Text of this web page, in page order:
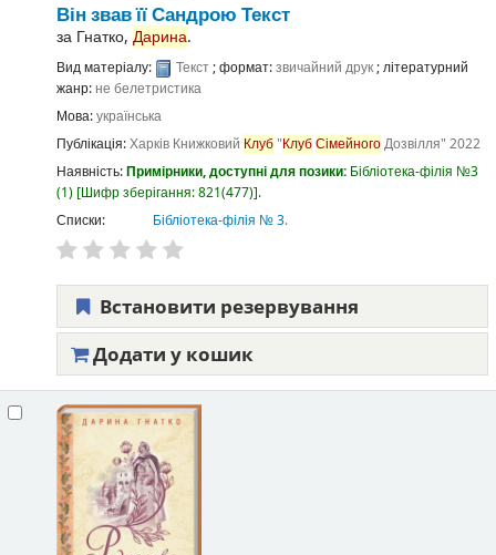
Він звав її Сандрою Текст
за Гнатко, Дарина.
Вид матеріалу: Текст; формат:звичайний друк; літературний
жанр:не белетристика
Мова:українська
Публікація:Харків Книжковий Клуб"КлубСімейногоДозвілля" 2022
Наявність:Примірники, доступні для позики: Бібліотека-філія №3
(1) Шифр зберігання:821(477) .
Списки:
Бібліотека-філія № 3.
Встановити резервування
Додати у кошик